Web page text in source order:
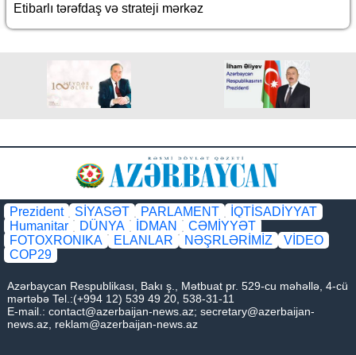
Etibarlı tərəfdaş və strateji mərkəz
Prezident SİYASƏT PARLAMENT
İQTİSADİYYAT
Humanitar
DÜNYA İDMAN
CƏMİYYƏT
FOTOXRONIKA
ELANLAR NƏŞRLƏRİMİZ
VİDEO
COP29
Azərbaycan Respublikası, Bakı ş., Mətbuat pr. 529-cu məhəllə, 4-cü
mərtəbə Tel.:(+994 12) 539 49 20, 538-31-11
E-mail.: contact@azerbaijan-news.az; secretary@azerbaijan-
news.az reklam@azerbaijan-news.az